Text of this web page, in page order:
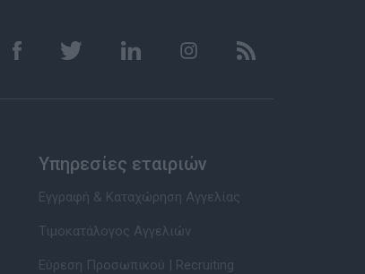
Υπηρεσίες εταιριών
Εγγραφή & Καταχώρηση Αγγελίας
Τιμοκατάλογος Αγγελιών
Εύρεση Προσωπικού | Recruiting